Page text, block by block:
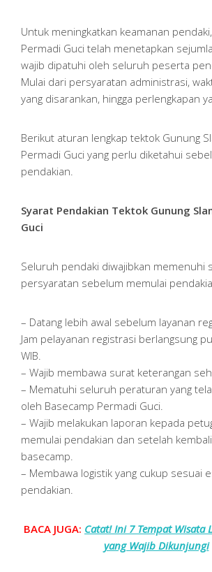
Untuk meningkatkan keamanan
Permadi Guci telah menetapkan
wajib dipatuhi oleh seluruh peserta
Mulai dari persyaratan administrasi,
yang disarankan, hingga perlengkapan
Berikut aturan lengkap tektok Gunung
Permadi Guci yang perlu diketahui
pendakian.
Syarat Pendakian Tektok Gunung
Guci
Seluruh pendaki diwajibkan memenuhi
persyaratan sebelum memulai
– Datang lebih awal sebelum layanan
Jam pelayanan registrasi berlangsung
WIB.
– Wajib membawa surat keterangan
– Mematuhi seluruh peraturan yang
oleh Basecamp Permadi Guci.
– Wajib melakukan laporan kepada
memulai pendakian dan setelah
basecamp.
– Membawa logistik yang cukup sesuai
pendakian.
BACA JUGA: Catat! Ini 7 Tempat Wisata
yang Wajib Dikunjungi